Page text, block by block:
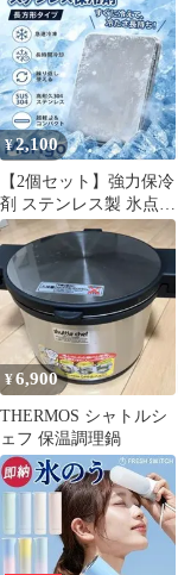
¥2,100
【2個セット】強力保冷
剤 ステンレス製 氷点下
キープ 倍速凍結 長時間
保冷4
¥6,900
THERMOS シャトルシ
ェフ 保温調理鍋